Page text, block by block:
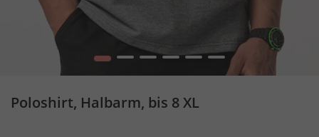
1 2 3 4 5 6
Poloshirt, Halbarm, bis 8 XL